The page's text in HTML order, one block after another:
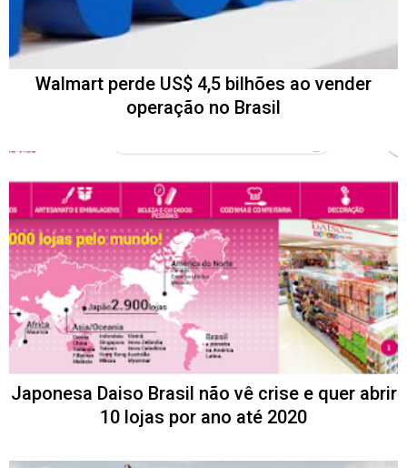
Walmart perde US$ 4,5 bilhões ao vender
operação no Brasil
Japonesa Daiso Brasil não vê crise e quer abrir
10 lojas por ano até 2020